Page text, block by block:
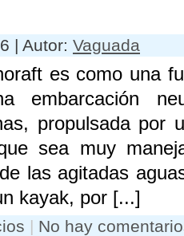
| Autor: Vaguada
es como una
embarcación
propulsada por
sea muy
las agitadas
kayak, por [...]
| No hay